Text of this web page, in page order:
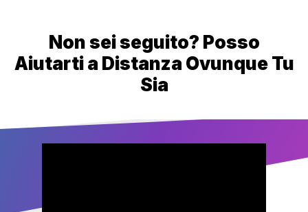
Non sei seguito? Posso
Aiutarti a Distanza Ovunque Tu
Sia